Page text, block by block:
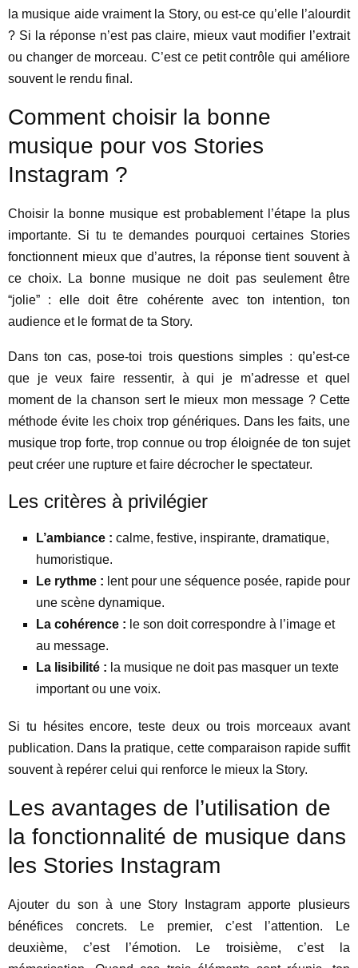
la musique aide vraiment la Story, ou est-ce qu’elle l’alourdit
? Si la réponse n’est pas claire, mieux vaut modifier l’extrait
ou changer de morceau. C’est ce petit contrôle qui améliore
souvent le rendu final.
Comment choisir la bonne
musique pour vos Stories
Instagram ?
Choisir la bonne musique est probablement l’étape la plus
importante. Si tu te demandes pourquoi certaines Stories
fonctionnent mieux que d’autres, la réponse tient souvent à
ce choix. La bonne musique ne doit pas seulement être
“jolie” : elle doit être cohérente avec ton intention, ton
audience et le format de ta Story.
Dans ton cas, pose-toi trois questions simples : qu’est-ce
que je veux faire ressentir, à qui je m’adresse et quel
moment de la chanson sert le mieux mon message ? Cette
méthode évite les choix trop génériques. Dans les faits, une
musique trop forte, trop connue ou trop éloignée de ton sujet
peut créer une rupture et faire décrocher le spectateur.
Les critères à privilégier
L’ambiance : calme, festive, inspirante, dramatique,
humoristique.
Le rythme : lent pour une séquence posée, rapide pour
une scène dynamique.
La cohérence : le son doit correspondre à l’image et
au message.
La lisibilité : la musique ne doit pas masquer un texte
important ou une voix.
Si tu hésites encore, teste deux ou trois morceaux avant
publication. Dans la pratique, cette comparaison rapide suffit
souvent à repérer celui qui renforce le mieux la Story.
Les avantages de l’utilisation de
la fonctionnalité de musique dans
les Stories Instagram
Ajouter du son à une Story Instagram apporte plusieurs
bénéfices concrets. Le premier, c’est l’attention. Le
deuxième, c’est l’émotion. Le troisième, c’est la